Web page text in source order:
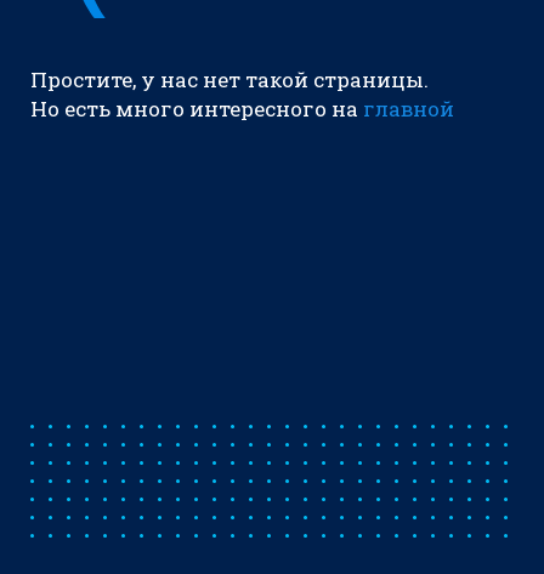
Простите, у нас нет такой страницы.
Но есть много интересного на главной